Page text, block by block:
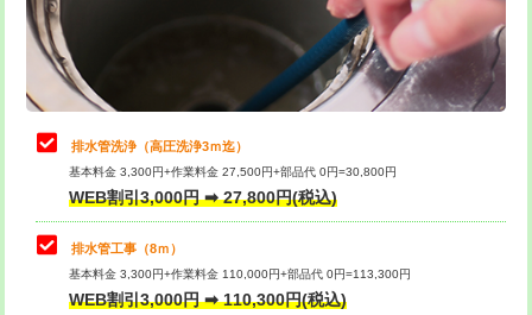
排水管工事（土の掘削・埋め戻し作
業）
11,000円~
排水管工事（排水管工事/3ｍまで） 55,000円
排水管工事（追加 排水管工事/3ｍ超
え）
マス交換（土の掘削・埋め戻し作業）
マス交換（深さ50㎝未満）
マス交換（深さ50㎝以上） 66,000円
止水・漏水調査・防水処理・清掃・修
理・調整・分解・加工など（軽作業）
11,000円
止水・漏水調査・防水処理・清掃・修
理・調整・分解・加工など（中作業）
22,000円
止水・漏水調査・防水処理・清掃・修
理・調整・分解・加工など（重作業）
33,000円
その他部品の脱着
交換・取付（タンク） 22,000円+材料費
排水管洗浄（高圧洗浄3ｍ迄）
基本料金 3,300円+作業料金 27,500円+部品代 0円=30,800円
WEB割引3,000円 ➡ 27,800円(税込)
排水管工事（8ｍ）
基本料金 3,300円+作業料金 110,000円+部品代 0円=113,300円
WEB割引3,000円 ➡ 110,300円(税込)